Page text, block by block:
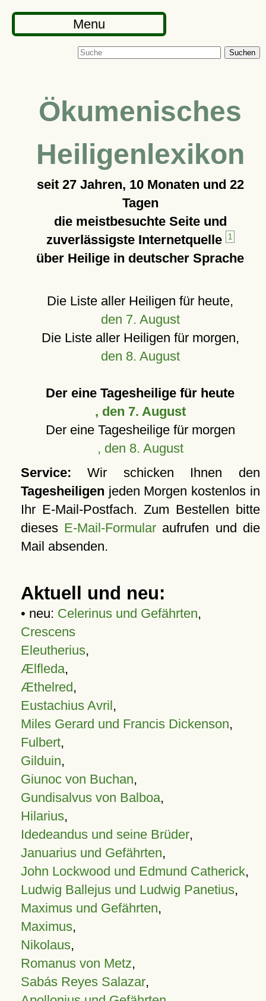
Menu
Suchen
Ökumenisches
Heiligenlexikon
seit 27 Jahren, 10 Monaten und 22
Tagen
die meistbesuchte Seite und
zuverlässigste Internetquelle
1
über Heilige in deutscher Sprache
Die Liste aller Heiligen für heute,
den 7. August
Die Liste aller Heiligen für morgen,
den 8. August
Der eine Tagesheilige für heute
, den 7. August
Der eine Tagesheilige für morgen
, den 8. August
Service: Wir schicken Ihnen den
Tagesheiligen jeden Morgen kostenlos in
Ihr E-Mail-Postfach. Zum Bestellen bitte
dieses E-Mail-Formular aufrufen und die
Mail absenden.
Aktuell und neu:
• neu: Celerinus und Gefährten,
Crescens
Eleutherius,
Ælfleda,
Æthelred,
Eustachius Avril,
Miles Gerard und Francis Dickenson,
Fulbert,
Gilduin,
Giunoc von Buchan,
Gundisalvus von Balboa,
Hilarius,
Idedeandus und seine Brüder,
Januarius und Gefährten,
John Lockwood und Edmund Catherick,
Ludwig Ballejus und Ludwig Panetius,
Maximus und Gefährten,
Maximus,
Nikolaus,
Romanus von Metz,
Sabás Reyes Salazar,